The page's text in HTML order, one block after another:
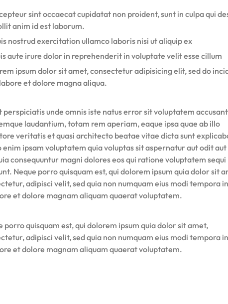
sint occaecat cupidatat non proident, sunt in culpa qui
anim id est laborum.
nostrud exercitation ullamco laboris nisi ut aliquip ex
aute irure dolor in reprehenderit in voluptate velit esse cillum
ipsum dolor sit amet, consectetur adipisicing elit, sed do
et dolore magna aliqua.
perspiciatis unde omnis iste natus error sit voluptatem
laudantium, totam rem aperiam, eaque ipsa quae ab illo
veritatis et quasi architecto beatae vitae dicta sunt
enim ipsam voluptatem quia voluptas sit aspernatur aut odit
consequuntur magni dolores eos qui ratione voluptatem sequi
Neque porro quisquam est, qui dolorem ipsum quia dolor sit
adipisci velit, sed quia non numquam eius modi tempora
et dolore magnam aliquam quaerat voluptatem.
porro quisquam est, qui dolorem ipsum quia dolor sit amet,
adipisci velit, sed quia non numquam eius modi tempora
et dolore magnam aliquam quaerat voluptatem.